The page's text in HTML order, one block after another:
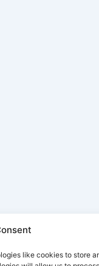
like cookies to store